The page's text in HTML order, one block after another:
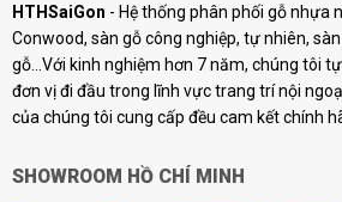
HTHSaiGon - Hệ thống phân phối gỗ nhựa
Conwood, sàn gỗ công nghiệp, tự nhiên,
gỗ...Với kinh nghiệm hơn 7 năm, chúng tôi
đơn vị đi đầu trong lĩnh vực trang trí nội
của chúng tôi cung cấp đều cam kết chính
SHOWROOM HỒ CHÍ MINH